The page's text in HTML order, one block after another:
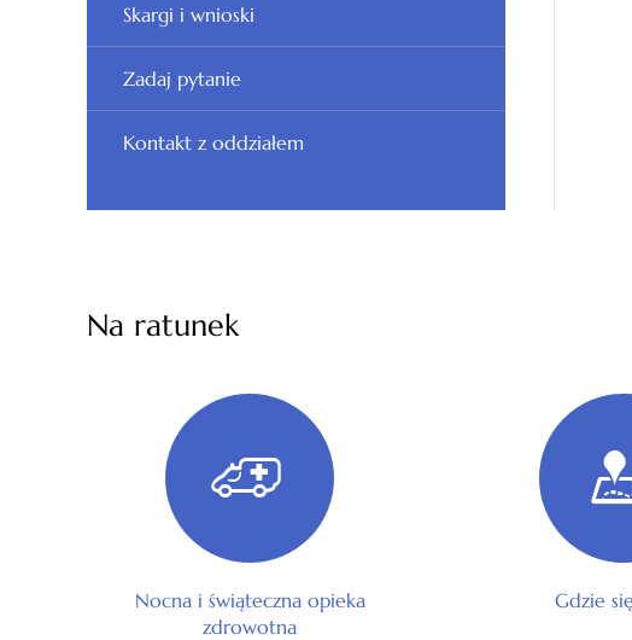
Skargi i wnioski
Zadaj pytanie
Kontakt z oddziałem
Na ratunek
Nocna i świąteczna opieka
zdrowotna
Gdzie